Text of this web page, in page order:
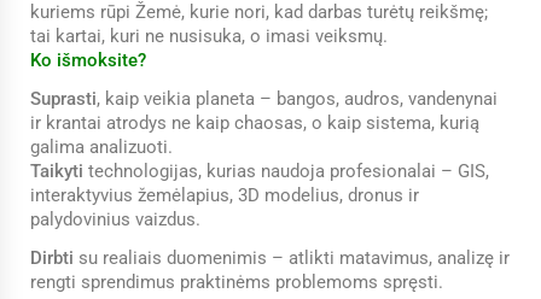
kuriems rūpi Žemė, kurie nori, kad darbas turėtų reikšmę;
tai kartai, kuri ne nusisuka, o imasi veiksmų.
Ko išmoksite?
Suprasti, kaip veikia planeta – bangos, audros, vandenynai
ir krantai atrodys ne kaip chaosas, o kaip sistema, kurią
galima analizuoti.
Taikyti technologijas, kurias naudoja profesionalai – GIS,
interaktyvius žemėlapius, 3D modelius, dronus ir
palydovinius vaizdus.
Dirbti su realiais duomenimis – atlikti matavimus, analizę ir
rengti sprendimus praktinėms problemoms spręsti.